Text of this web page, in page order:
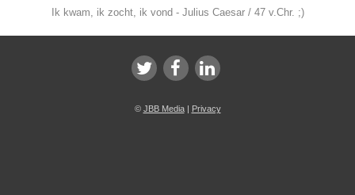
Ik kwam, ik zocht, ik vond - Julius Caesar / 47 v.Chr. ;)
© JBB Media| Privacy